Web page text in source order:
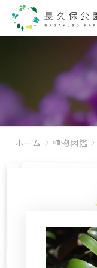
ホーム 植物図鑑